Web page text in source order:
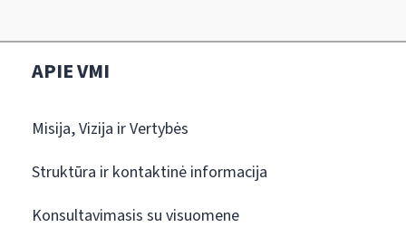
APIE VMI
Misija, Vizija ir Vertybės
Struktūra ir kontaktinė informacija
Konsultavimasis su visuomene